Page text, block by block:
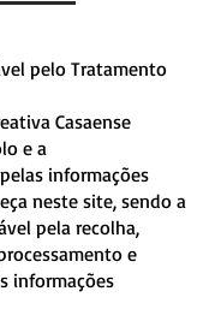
pelo Tratamento
Casaense
e a
informações
neste site, sendo a
pela recolha,
e
informações